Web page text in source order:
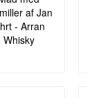
af Jan
- Arran
Whisky